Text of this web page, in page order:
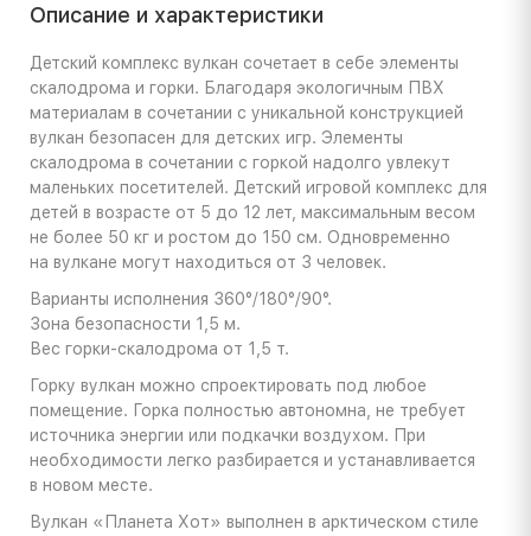
Описание и характеристики
Детский комплекс вулкан сочетает в себе элементы
скалодрома и горки. Благодаря экологичным ПВХ
материалам в сочетании с уникальной конструкцией
вулкан безопасен для детских игр. Элементы
скалодрома в сочетании с горкой надолго увлекут
маленьких посетителей. Детский игровой комплекс для
детей в возрасте от 5 до 12 лет, максимальным весом
не более 50 кг и ростом до 150 см. Одновременно
на вулкане могут находиться от 3 человек.
Варианты исполнения 360°/180°/90°.
Зона безопасности 1,5 м.
Вес горки-скалодрома от 1,5 т.
Горку вулкан можно спроектировать под любое
помещение. Горка полностью автономна, не требует
источника энергии или подкачки воздухом. При
необходимости легко разбирается и устанавливается
в новом месте.
Вулкан «Планета Хот» выполнен в арктическом стиле